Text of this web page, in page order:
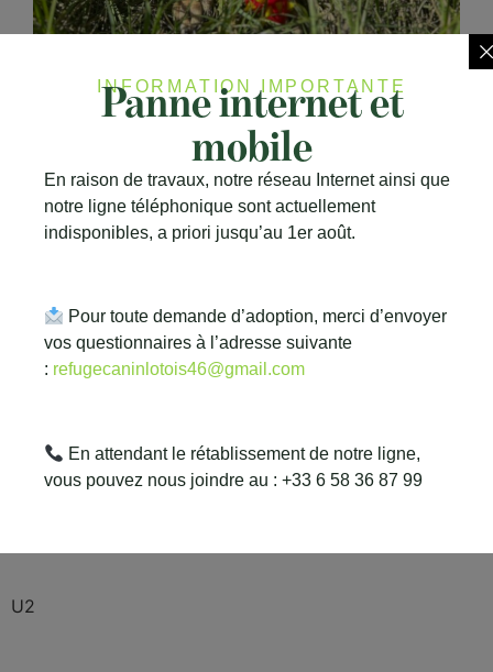
U2
INFORMATION IMPORTANTE
Panne internet et
mobile
En raison de travaux, notre réseau Internet ainsi que
notre ligne téléphonique sont actuellement
indisponibles, a priori jusqu’au 1er août.
Pour toute demande d’adoption, merci d’envoyer
vos questionnaires à l’adresse suivante
: refugecaninlotois46@gmail.com
En attendant le rétablissement de notre ligne,
vous pouvez nous joindre au : +33 6 58 36 87 99